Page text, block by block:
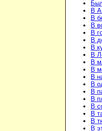
В
В
В
В
В
В
В
В
В
В
В
В
В
В
В
В
В